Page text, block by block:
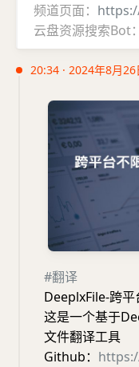
频道页面：
云盘资源搜索Bot：
20:34 · 2024年8月26
#翻译
DeeplxFile-跨
这是一个基于
文件翻译工具
Github：